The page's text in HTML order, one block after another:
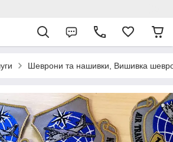
Шеврони та нашивки, Вишивка